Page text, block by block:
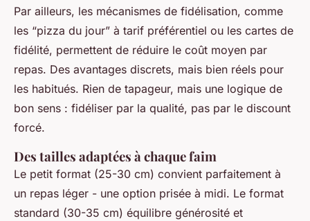
Par ailleurs, les mécanismes de fidélisation, comme
les “pizza du jour” à tarif préférentiel ou les cartes de
fidélité, permettent de réduire le coût moyen par
repas. Des avantages discrets, mais bien réels pour
les habitués. Rien de tapageur, mais une logique de
bon sens : fidéliser par la qualité, pas par le discount
forcé.
Des tailles adaptées à chaque faim
Le petit format (25-30 cm) convient parfaitement à
un repas léger - une option prisée à midi. Le format
standard (30-35 cm) équilibre générosité et